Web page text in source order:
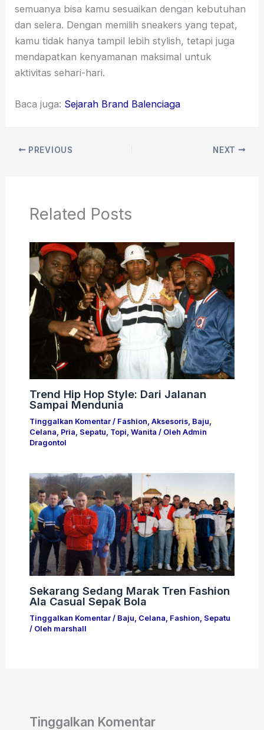
semuanya bisa kamu sesuaikan dengan kebutuhan
dan selera. Dengan memilih sneakers yang tepat,
kamu tidak hanya tampil lebih stylish, tetapi juga
mendapatkan kenyamanan maksimal untuk
aktivitas sehari-hari.
Baca juga: Sejarah Brand Balenciaga
PREVIOUS NEXT
Related Posts
Trend Hip Hop Style: Dari Jalanan
Sampai Mendunia
Tinggalkan Komentar / Fashion, Aksesoris, Baju,
Celana, Pria, Sepatu, Topi, Wanita / Oleh Admin
Dragontol
Sekarang Sedang Marak Tren Fashion
Ala Casual Sepak Bola
Tinggalkan Komentar / Baju, Celana, Fashion, Sepatu
/ Oleh marshall
Tinggalkan Komentar